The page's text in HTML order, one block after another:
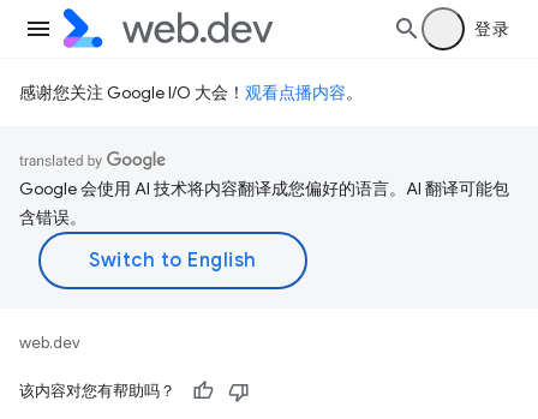
登录
感谢您关注 Google I/O 大会！ 观看点播内容。
Google 会使用 AI 技术将内容翻译成您偏好的语言。AI 翻译可能包
含错误。
web.dev
该内容对您有帮助吗？